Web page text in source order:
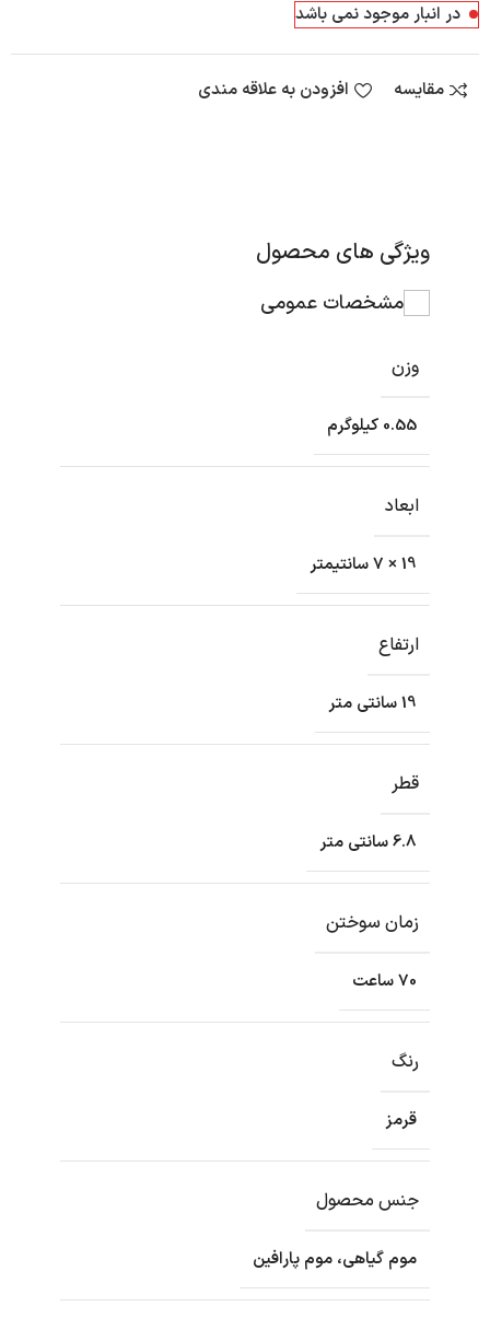
در انبار موجود نمی باشد
مقایسه افزودن به علاقه مندی
ویژگی های محصول
مشخصات عمومی
وزن
0.55 کیلوگرم
ابعاد
19 × 7 سانتیمتر
ارتفاع
19 سانتی متر
قطر
6.8 سانتی متر
زمان سوختن
70 ساعت
رنگ
قرمز
جنس محصول
موم گیاهی، موم پارافین